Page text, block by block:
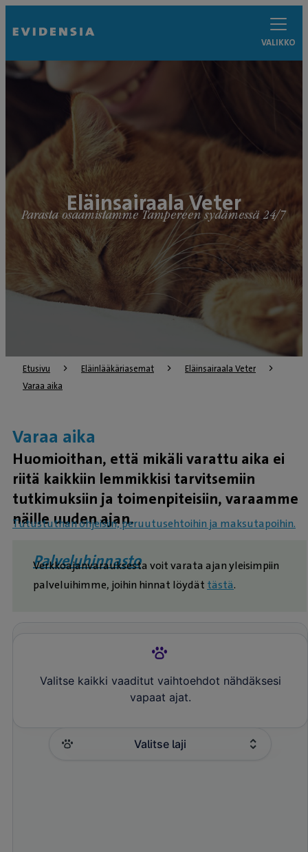
VALIKKO
Eläinsairaala Veter
Parasta osaamistamme Tampereen sydämessä 24/7
Etusivu Eläinlääkäriasemat
Eläinsairaala Veter
Varaa aika
Varaa aika
Huomioithan, että mikäli varattu aika ei
riitä kaikkiin lemmikkisi tarvitsemiin
tutkimuksiin ja toimenpiteisiin, varaamme
näille uuden ajan.
Tutustuthan ohjeisiin, peruutusehtoihin ja maksutapoihin.
Palveluhinnasto
Verkkoajanvarauksesta voit varata ajan yleisimpiin
palveluihimme, joihin hinnat löydät tästä.